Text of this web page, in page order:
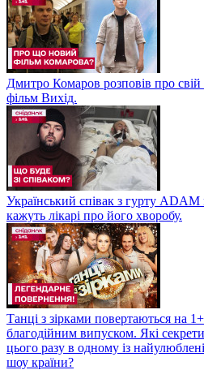
Дмитро Комаров розповів про
фільм Вихід.
Український співак з гурту
кажуть лікарі про його хворобу.
Танці з зірками повертаються на
благодійним випуском. Які
цього разу в одному із
шоу країни?